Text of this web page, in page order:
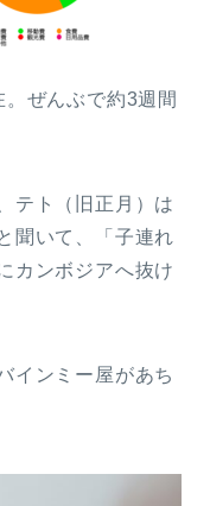
ぜんぶで約3週間
テト（旧正月）は
聞いて、「子連れ
カンボジアへ抜け
インミー屋があち